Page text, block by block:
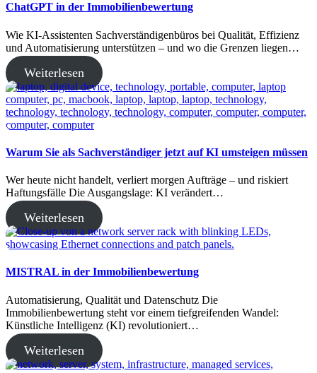
ChatGPT in der Immobilienbewertung
Wie KI-Assistenten Sachverständigenbüros bei Qualität, Effizienz
und Automatisierung unterstützen – und wo die Grenzen liegen…
Weiterlesen
Warum Sie als Sachverständiger jetzt auf KI umsteigen müssen
Wer heute nicht handelt, verliert morgen Aufträge – und riskiert
Haftungsfälle Die Ausgangslage: KI verändert…
Weiterlesen
MISTRAL in der Immobilienbewertung
Automatisierung, Qualität und Datenschutz Die
Immobilienbewertung steht vor einem tiefgreifenden Wandel:
Künstliche Intelligenz (KI) revolutioniert…
Weiterlesen